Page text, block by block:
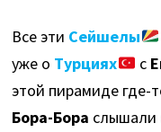
Все эти Сейшелы
уже о Турциях с
этой пирамиде где-
Бора-Бора слышали